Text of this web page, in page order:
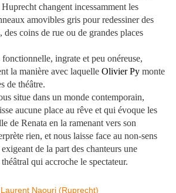
changent incessamment les
amovibles gris pour redessiner des
des coins de rue ou de grandes places
ingrate et peu onéreuse,
la manière avec laquelle Olivier Py monte
de théâtre.
situe dans un monde contemporain,
aucune place au rêve et qui évoque les
de Renata en la ramenant vers son
rien, et nous laisse face au non-sens
de la part des chanteurs une
qui accroche le spectateur.